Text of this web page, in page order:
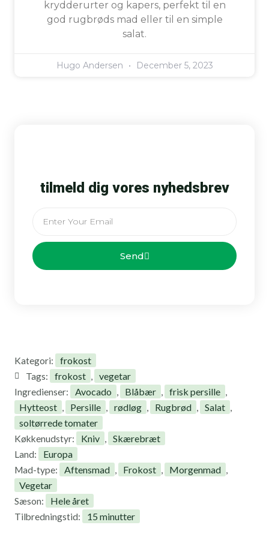
krydderurter og kapers, perfekt til en
god rugbrøds mad eller til en simple
salat.
Hugo Andersen December 5, 2023
tilmeld dig vores nyhedsbrev
Send
Kategori: frokost
Tags: frokost , vegetar
Ingredienser: Avocado , Blåbær , frisk persille ,
Hytteost , Persille , rødløg , Rugbrød , Salat ,
soltørrede tomater
Køkkenudstyr: Kniv , Skærebræt
Land: Europa
Mad-type: Aftensmad , Frokost , Morgenmad ,
Vegetar
Sæson: Hele året
Tilbredningstid: 15 minutter